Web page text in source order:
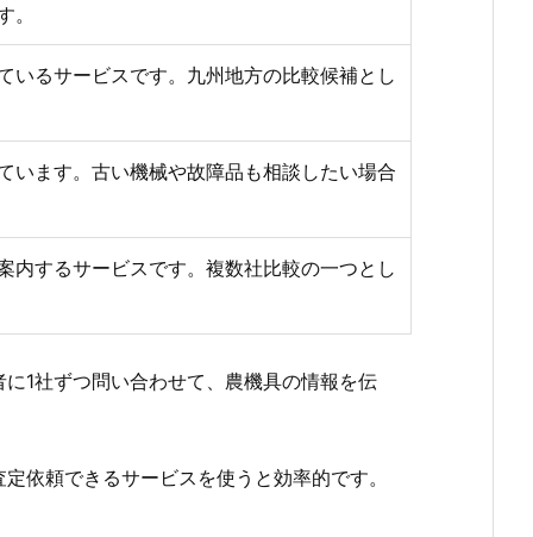
。
いるサービスです。九州地方の比較候補とし
います。古い機械や故障品も相談したい場合
内するサービスです。複数社比較の一つとし
1社ずつ問い合わせて、農機具の情報を伝
依頼できるサービスを使うと効率的です。